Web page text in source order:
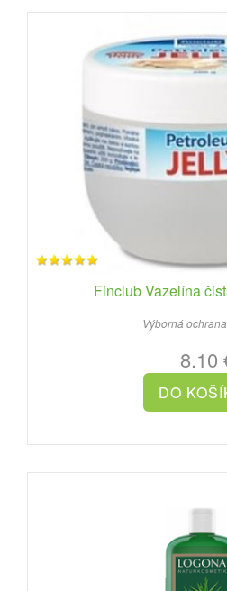
Finclub Vazelína
Výborná
8.10